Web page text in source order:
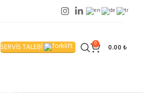
SERVİS TALEBİ 0 0.00₺